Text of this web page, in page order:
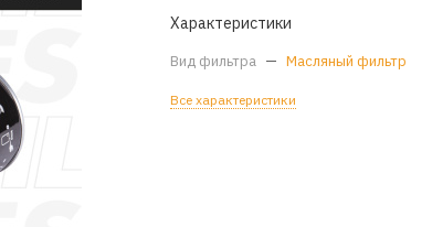
Характеристики
Вид фильтра — Масляный фильтр
Все характеристики